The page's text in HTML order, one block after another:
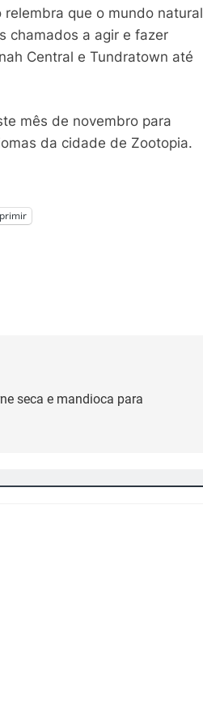
relembra que o mundo natural
chamados a agir e fazer
Central e Tundratown até
mês de novembro para
da cidade de Zootopia.
seca e mandioca para